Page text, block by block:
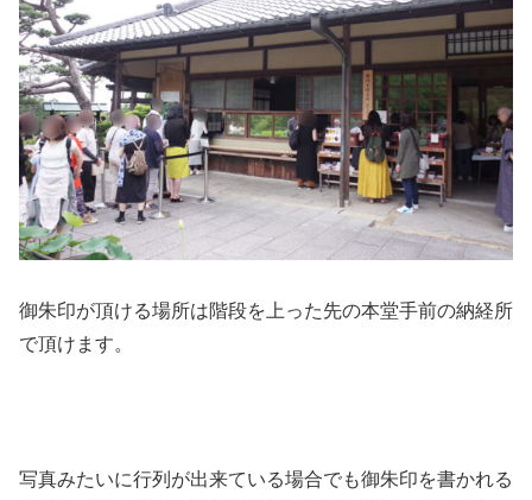
御朱印が頂ける場所は階段を上った先の本堂手前の納経所
で頂けます。
写真みたいに行列が出来ている場合でも御朱印を書かれる